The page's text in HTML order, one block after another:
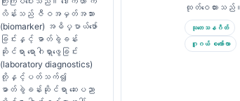
လိန်းသည် ဇီဝအမှတ်အသား
(biomarker) အဓိပ္ပာယ်ဖော်
ခြင်းနှင့် ဓာတ်ခွဲခန်း
ဆိုင်ရာ ရောဂါရှာဖွေခြင်း
(laboratory diagnostics)
တို့နှင့်ပတ်သက်၍
ဓာတ်ခွဲခန်းဆိုင်ရာ ဆေးပညာ
ထုတ်ဝေထားသည်
သုတေသနဂိတ်
ဂူဂယ် စကော်လာ